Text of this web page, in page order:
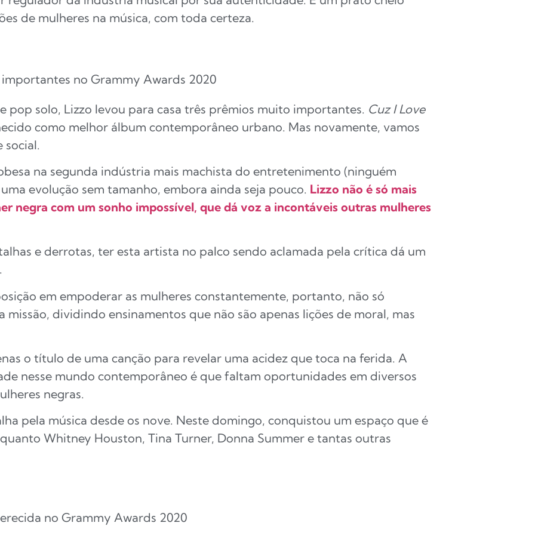
de mulheres na música, com toda certeza.
pop solo, Lizzo levou para casa três prêmios muito importantes. Cuz I Love
como melhor álbum contemporâneo urbano. Mas novamente, vamos
na segunda indústria mais machista do entretenimento (ninguém
evolução sem tamanho, embora ainda seja pouco. Lizzo não é só mais
negra com um sonho impossível, que dá voz a incontáveis outras mulheres
e derrotas, ter esta artista no palco sendo aclamada pela crítica dá um
em empoderar as mulheres constantemente, portanto, não só
missão, dividindo ensinamentos que não são apenas lições de moral, mas
o título de uma canção para revelar uma acidez que toca na ferida. A
nesse mundo contemporâneo é que faltam oportunidades em diversos
negras.
pela música desde os nove. Neste domingo, conquistou um espaço que é
Whitney Houston, Tina Turner, Donna Summer e tantas outras